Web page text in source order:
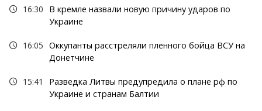
16:30
В кремле назвали новую причину ударов по
Украине
16:05 Оккупанты расстреляли пленного бойца ВСУ на
Донетчине
15:41
Разведка Литвы предупредила о плане рф по
Украине и странам Балтии